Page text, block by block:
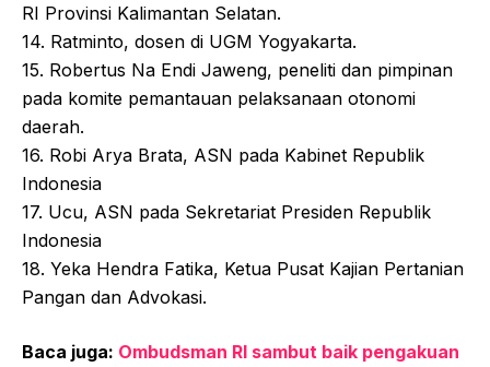
RI Provinsi Kalimantan Selatan.
14. Ratminto, dosen di UGM Yogyakarta.
15. Robertus Na Endi Jaweng, peneliti dan pimpinan
pada komite pemantauan pelaksanaan otonomi
daerah.
16. Robi Arya Brata, ASN pada Kabinet Republik
Indonesia
17. Ucu, ASN pada Sekretariat Presiden Republik
Indonesia
18. Yeka Hendra Fatika, Ketua Pusat Kajian Pertanian
Pangan dan Advokasi.
Baca juga: Ombudsman RI sambut baik pengakuan